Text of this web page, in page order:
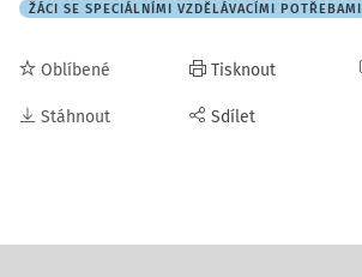
ŽÁCI SE SPECIÁLNÍMI VZDĚLÁVACÍMI POTŘEBAMI
Oblíbené
Stáhnout
Tisknout
Sdílet